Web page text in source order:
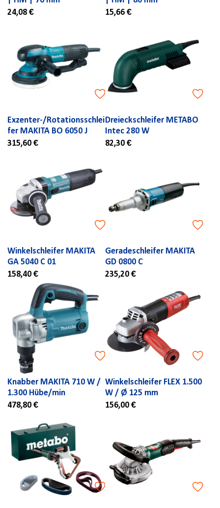
24,08 €
15,66 €
Exzenter-/Rotationsschlei
fer MAKITA BO 6050 J
315,60 €
Dreieckschleifer METABO
Intec 280 W
82,30 €
Winkelschleifer MAKITA
GA 5040 C 01
158,40 €
Geradeschleifer MAKITA
GD 0800 C
235,20 €
Knabber MAKITA 710 W /
1.300 Hübe/min
478,80 €
Winkelschleifer FLEX 1.500
W / Ø 125 mm
156,00 €